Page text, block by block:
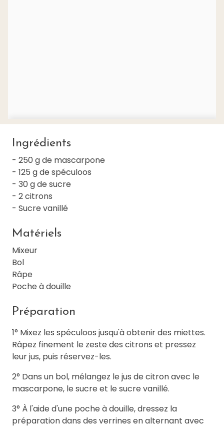
Ingrédients
- 250 g de mascarpone
- 125 g de spéculoos
- 30 g de sucre
- 2 citrons
- Sucre vanillé
Matériels
Mixeur
Bol
Râpe
Poche à douille
Préparation
1° Mixez les spéculoos jusqu'à obtenir des miettes.
Râpez finement le zeste des citrons et pressez
leur jus, puis réservez-les.
2° Dans un bol, mélangez le jus de citron avec le
mascarpone, le sucre et le sucre vanillé.
3° À l'aide d'une poche à douille, dressez la
préparation dans des verrines en alternant avec